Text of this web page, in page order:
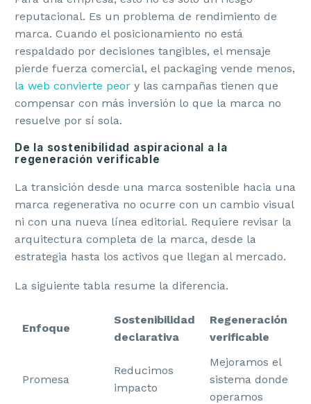
reputacional. Es un problema de rendimiento de
marca. Cuando el posicionamiento no está
respaldado por decisiones tangibles, el mensaje
pierde fuerza comercial, el packaging vende menos,
la web convierte peor y las campañas tienen que
compensar con más inversión lo que la marca no
resuelve por sí sola.
De la sostenibilidad aspiracional a la
regeneración verificable
La transición desde una marca sostenible hacia una
marca regenerativa no ocurre con un cambio visual
ni con una nueva línea editorial. Requiere revisar la
arquitectura completa de la marca, desde la
estrategia hasta los activos que llegan al mercado.
La siguiente tabla resume la diferencia.
Enfoque
Sostenibilidad
declarativa
Regeneración
verificable
Promesa
Reducimos
impacto
Mejoramos el
sistema donde
operamos